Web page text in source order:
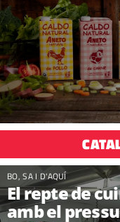
BO, SA I D'AQUÍ
El repte de
amb el